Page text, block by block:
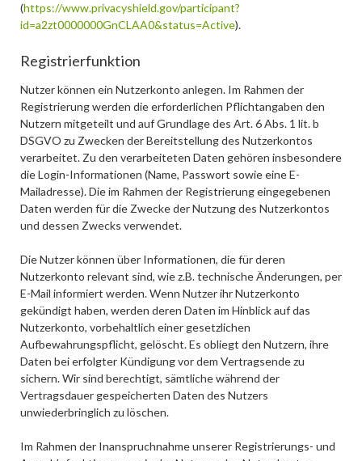
(https://www.privacyshield.gov/participant?
id=a2zt0000000GnCLAA0&status=Active).
Registrierfunktion
Nutzer können ein Nutzerkonto anlegen. Im Rahmen der
Registrierung werden die erforderlichen Pflichtangaben den
Nutzern mitgeteilt und auf Grundlage des Art. 6 Abs. 1 lit. b
DSGVO zu Zwecken der Bereitstellung des Nutzerkontos
verarbeitet. Zu den verarbeiteten Daten gehören insbesondere
die Login-Informationen (Name, Passwort sowie eine E-
Mailadresse). Die im Rahmen der Registrierung eingegebenen
Daten werden für die Zwecke der Nutzung des Nutzerkontos
und dessen Zwecks verwendet.
Die Nutzer können über Informationen, die für deren
Nutzerkonto relevant sind, wie z.B. technische Änderungen, per
E-Mail informiert werden. Wenn Nutzer ihr Nutzerkonto
gekündigt haben, werden deren Daten im Hinblick auf das
Nutzerkonto, vorbehaltlich einer gesetzlichen
Aufbewahrungspflicht, gelöscht. Es obliegt den Nutzern, ihre
Daten bei erfolgter Kündigung vor dem Vertragsende zu
sichern. Wir sind berechtigt, sämtliche während der
Vertragsdauer gespeicherten Daten des Nutzers
unwiederbringlich zu löschen.
Im Rahmen der Inanspruchnahme unserer Registrierungs- und